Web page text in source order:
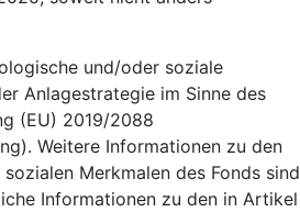
und/oder soziale
Anlagestrategie im Sinne des
(EU) 2019/2088
Weitere Informationen zu den
Merkmalen des Fonds sind
Informationen zu den in Artikel